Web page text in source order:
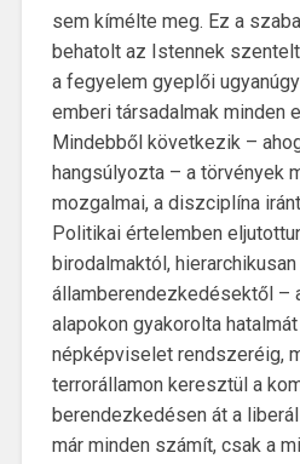
sem kímélte meg. Ez a
behatolt az Istennek
a fegyelem gyeplői
emberi társadalmak minden
Mindebből következik –
hangsúlyozta – a törvények
mozgalmai, a diszciplína
Politikai értelemben
birodalmaktól,
államberendezkedésektől –
alapokon gyakorolta
népképviselet rendszeréig,
terrorállamon keresztül a
berendezkedésen át a
már minden számít, csak a